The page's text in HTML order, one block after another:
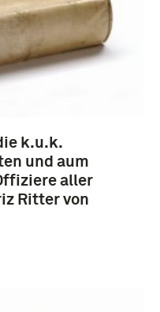
k.u.k.
und aum
aller
Ritter von